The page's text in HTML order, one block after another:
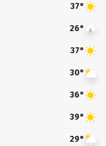
37°
26°
37°
30°
36°
39°
29°